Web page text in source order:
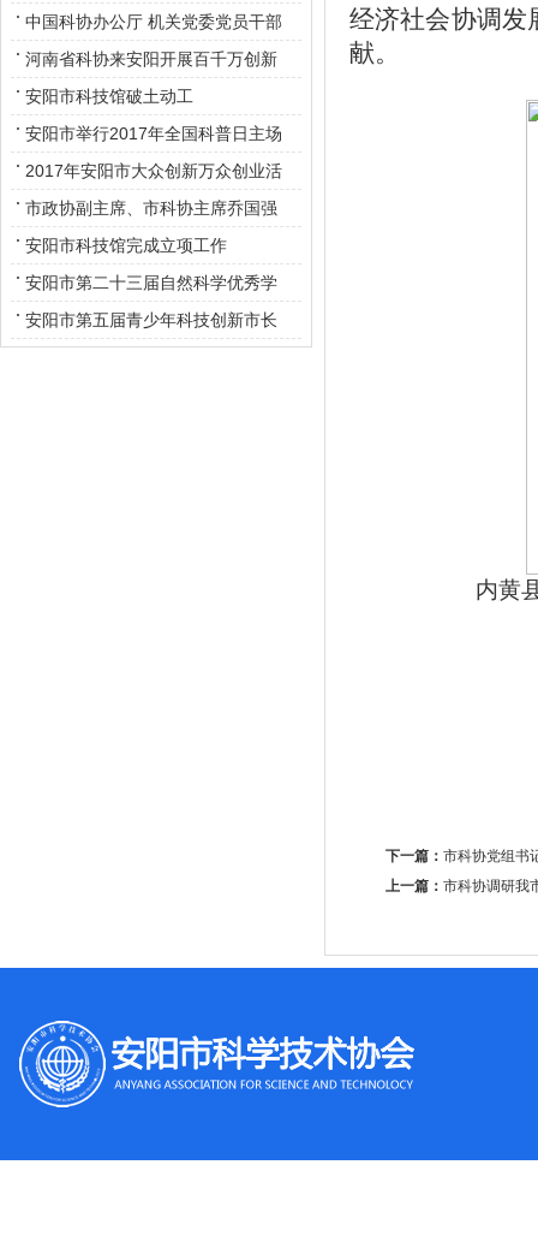
中国科协办公厅 机关党委党员干部
莅临红旗渠干部学院开展红旗渠精
神主题教育活动
河南省科协来安阳开展百千万创新
驱动助力工程“送专家 送技术 送服
务”活动
安阳市科技馆破土动工
安阳市举行2017年全国科普日主场
活动
2017年安阳市大众创新万众创业活
动周启动
市政协副主席、市科协主席乔国强
一行赴龙安区企业进行调研、座谈
安阳市科技馆完成立项工作
安阳市第二十三届自然科学优秀学
术论文评审揭晓
安阳市第五届青少年科技创新市长
经济社会协调发
献。
内黄县
下一篇： 市科协党组书
上一篇： 市科协调研我